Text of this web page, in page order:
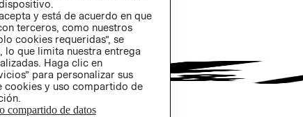
y está de acuerdo en que
terceros, como nuestros
cookies requeridas”, se
lo que limita nuestra entrega
Haga clic en
para personalizar sus
cookies y uso compartido de
compartido de datos